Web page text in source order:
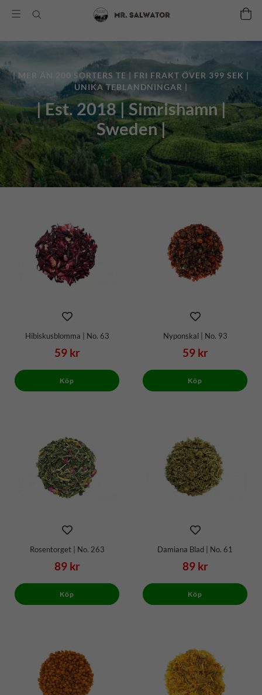
| MER ÄN 200 SORTERS TE | FRI FRAKT ÖVER 399 SEK |
UNIKA TEBLANDNINGAR |
| Est. 2018 | Simrishamn |
Sweden |
Hibiskusblomma | No. 63
59 kr
Köp
Nyponskal | No. 93
59 kr
Köp
Rosentorget | No. 263
89 kr
Köp
Damiana Blad | No. 61
89 kr
Köp